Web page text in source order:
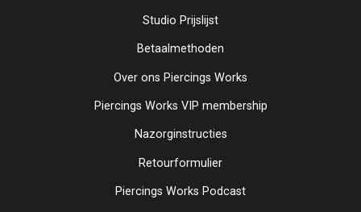
Studio Prijslijst
Betaalmethoden
Over ons Piercings Works
Piercings Works VIP membership
Nazorginstructies
Retourformulier
Piercings Works Podcast